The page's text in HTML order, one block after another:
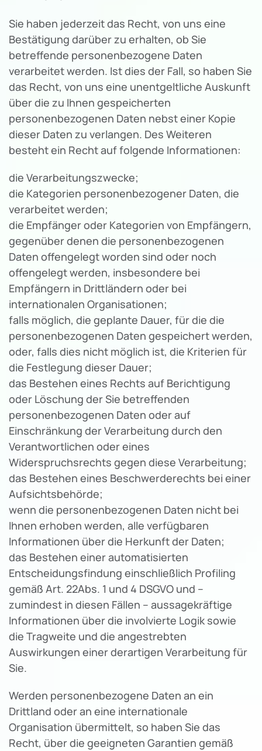
Sie haben jederzeit das Recht, von uns eine
Bestätigung darüber zu erhalten, ob Sie
betreffende personenbezogene Daten
verarbeitet werden. Ist dies der Fall, so haben Sie
das Recht, von uns eine unentgeltliche Auskunft
über die zu Ihnen gespeicherten
personenbezogenen Daten nebst einer Kopie
dieser Daten zu verlangen. Des Weiteren
besteht ein Recht auf folgende Informationen:
die Verarbeitungszwecke;
die Kategorien personenbezogener Daten, die
verarbeitet werden;
die Empfänger oder Kategorien von Empfängern,
gegenüber denen die personenbezogenen
Daten offengelegt worden sind oder noch
offengelegt werden, insbesondere bei
Empfängern in Drittländern oder bei
internationalen Organisationen;
falls möglich, die geplante Dauer, für die die
personenbezogenen Daten gespeichert werden,
oder, falls dies nicht möglich ist, die Kriterien für
die Festlegung dieser Dauer;
das Bestehen eines Rechts auf Berichtigung
oder Löschung der Sie betreffenden
personenbezogenen Daten oder auf
Einschränkung der Verarbeitung durch den
Verantwortlichen oder eines
Widerspruchsrechts gegen diese Verarbeitung;
das Bestehen eines Beschwerderechts bei einer
Aufsichtsbehörde;
wenn die personenbezogenen Daten nicht bei
Ihnen erhoben werden, alle verfügbaren
Informationen über die Herkunft der Daten;
das Bestehen einer automatisierten
Entscheidungsfindung einschließlich Profiling
gemäß Art. 22Abs. 1 und 4 DSGVO und –
zumindest in diesen Fällen – aussagekräftige
Informationen über die involvierte Logik sowie
die Tragweite und die angestrebten
Auswirkungen einer derartigen Verarbeitung für
Sie.
Werden personenbezogene Daten an ein
Drittland oder an eine internationale
Organisation übermittelt, so haben Sie das
Recht, über die geeigneten Garantien gemäß